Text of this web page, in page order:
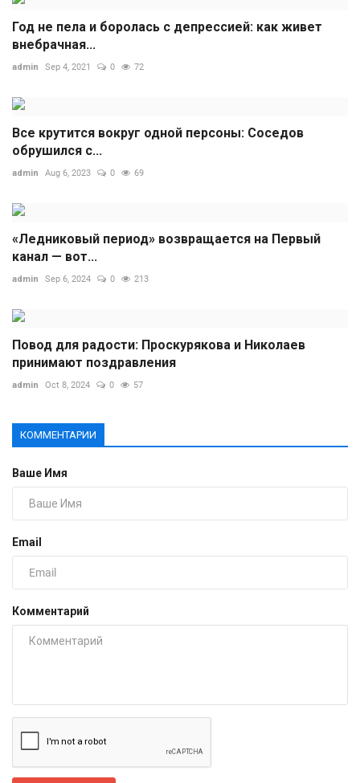
Год не пела и боролась с депрессией: как живет
внебрачная...
admin Sep 4, 2021 0 72
Все крутится вокруг одной персоны: Соседов
обрушился с...
admin Aug 6, 2023 0 69
«Ледниковый период» возвращается на Первый
канал — вот...
admin Sep 6, 2024 0 213
Повод для радости: Проскурякова и Николаев
принимают поздравления
admin Oct 8, 2024 0 57
КОММЕНТАРИИ
Ваше Имя
Email
Комментарий